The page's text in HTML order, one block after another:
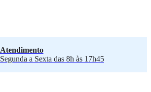
Atendimento
Segunda a Sexta das 8h às 17h45